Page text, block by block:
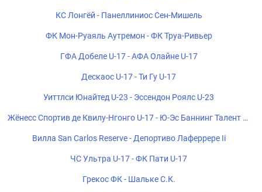
КС Лонгёй - Панеллиниос Сен-Мишель
ФК Мон-Руаяль Аутремон - ФК Труа-Ривьер
ГФА Добеле U-17 - АФА Олайне U-17
Дескаос U-17 - Ти Гу U-17
Уиттлси Юнайтед U-23 - Эссендон Роялс U-23
Жёнесс Спортив де Квилу-Нгонго U-17 - Ю-Эс Баннинг Талент U-
Вилла San Carlos Reserve - Депортиво Лаферрере Ii
ЧС Ультра U-17 - ФК Пати U-17
Грекос ФК - Шальке С.К.